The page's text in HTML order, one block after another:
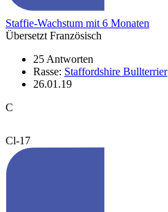
Staffie-Wachstum mit 6 Monaten
Übersetzt Französisch
25 Antworten
Rasse: Staffordshire Bullterrier
26.01.19
C
Cl-17